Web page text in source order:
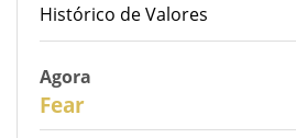
Histórico de Valores
Agora
Fear